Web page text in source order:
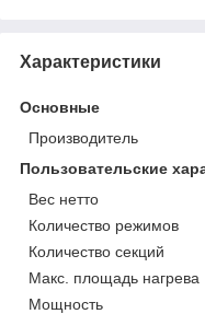
Характеристики
Основные
Производитель
Пользовательские
Вес нетто
Количество режимов
Количество секций
Макс. площадь нагрева
Мощность